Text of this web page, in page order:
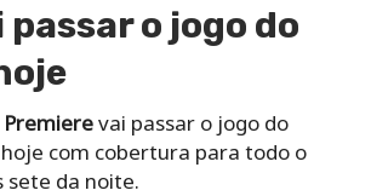
passar o jogo do
Premierevai passar o jogo do
com cobertura para todo o
sete da noite.